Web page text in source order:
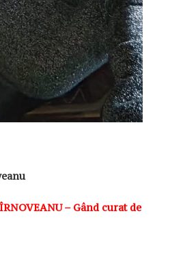
– Gând curat de